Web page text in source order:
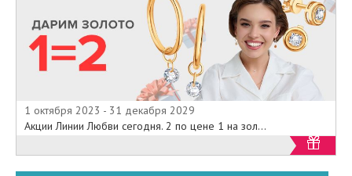
1 октября 2023 - 31 декабря 2029
Акции Линии Любви сегодня. 2 по цене 1 на зол...